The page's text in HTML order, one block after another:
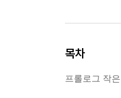
목차
프롤로그 작